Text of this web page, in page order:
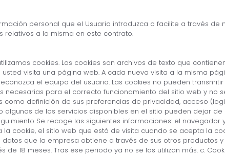
personal que el Usuario introduzca o facilite a través
relativos a la misma en este contrato.
cookies. Las cookies son archivos de texto que
visita una página web. A cada nueva visita a la misma
el equipo del usuario. Las cookies no pueden
necesarias para el correcto funcionamiento del sitio web y
como definición de sus preferencias de privacidad, acceso
de los servicios disponibles en el sitio pueden dejar
Se recoge las siguientes informaciones: el
cookie, el sitio web que está de visita cuando se acepta la
que la empresa obtiene a través de sus otros productos
de 18 meses. Tras ese periodo ya no se las utilizan más. c.